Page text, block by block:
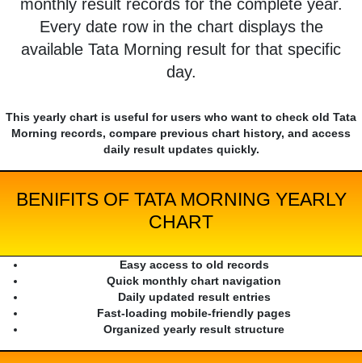
monthly result records for the complete year.
Every date row in the chart displays the
available Tata Morning result for that specific
day.
This yearly chart is useful for users who want to check old Tata
Morning records, compare previous chart history, and access
daily result updates quickly.
BENIFITS OF TATA MORNING YEARLY
CHART
Easy access to old records
Quick monthly chart navigation
Daily updated result entries
Fast-loading mobile-friendly pages
Organized yearly result structure